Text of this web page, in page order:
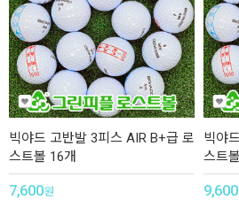
빅야드 고반발 3피스 AIR B+급 로
스트볼 16개
7,600원
빅야
스트
9,600